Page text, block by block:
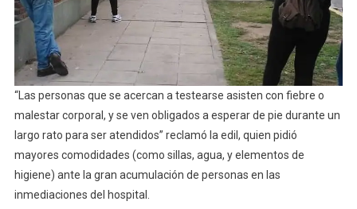
“Las personas que se acercan a testearse asisten con fiebre o
malestar corporal, y se ven obligados a esperar de pie durante un
largo rato para ser atendidos” reclamó la edil, quien pidió
mayores comodidades (como sillas, agua, y elementos de
higiene) ante la gran acumulación de personas en las
inmediaciones del hospital.